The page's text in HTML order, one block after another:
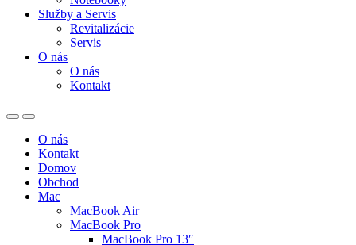
Služby a Servis
Revitalizácie
Servis
O nás
O nás
Kontakt
O nás
Kontakt
Domov
Obchod
Mac
MacBook Air
MacBook Pro
MacBook Pro 13″